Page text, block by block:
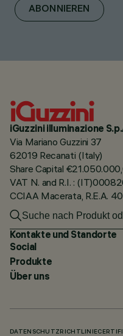
ABONNIEREN
iGuzzini illuminazione
Via Mariano Guzzini 37
62019 Recanati (Italy)
Share Capital
VAT N. and R.I. :
CCIAA Macerata, R.E.A.
Kontakte und Standorte
Social
Produkte
Über uns
DATENSCHUTZRICHTLINIE